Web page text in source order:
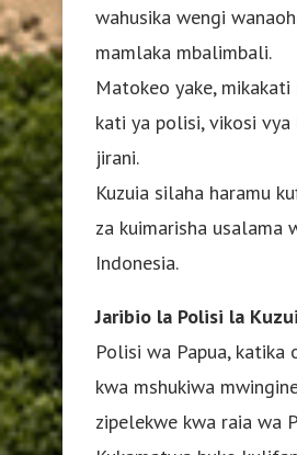
wahusika wengi
mamlaka mbalimbali.
Matokeo yake,
kati ya polisi, vikosi vya
jirani.
Kuzuia silaha haramu
za kuimarisha usalama
Indonesia.
Jaribio la Polisi la
Polisi wa Papua,
kwa mshukiwa
zipelekwe kwa raia wa